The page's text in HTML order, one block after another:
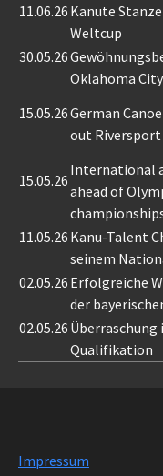
11.06.26 Kanute
Weltcup
30.05.26
Oklahoma City
15.05.26German
out Riversport
15.05.26
International
ahead of
11.05.26 Kanu-Talent
seinem
02.05.26 Erfolgreiche
der
02.05.26 Überraschung
Qualifikation
Impressum